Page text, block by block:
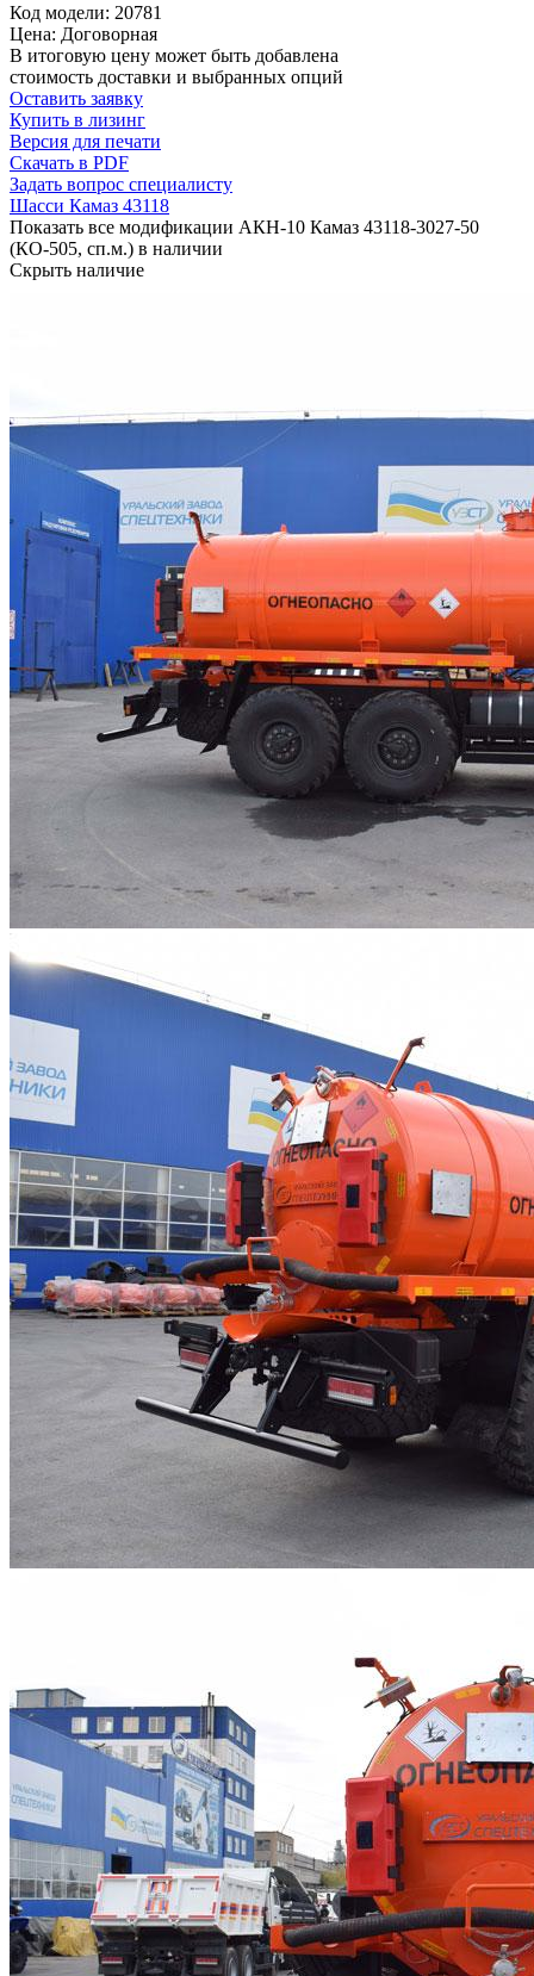
Код модели: 20781
Цена: Договорная
В итоговую цену может быть добавлена
стоимость доставки и выбранных опций
Оставить заявку
Купить в лизинг
Версия для печати
Скачать в PDF
Задать вопрос специалисту
Шасси Камаз 43118
Показать все модификации АКН-10 Камаз 43118-3027-50
(КО-505, сп.м.) в наличии
Скрыть наличие